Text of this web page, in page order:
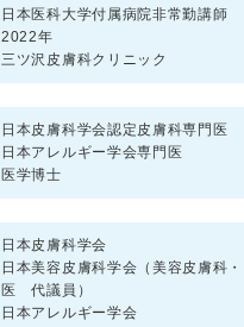
日本医科大学付属病院非常勤講師
2022年
三ツ沢皮膚科クリニック
日本皮膚科学会認定皮膚科専門医
日本アレルギー学会専門医
医学博士
日本皮膚科学会
日本美容皮膚科学会（美容皮膚科
医 代議員）
日本アレルギー学会